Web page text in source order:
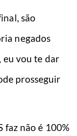
são
negados
eu vou te dar
prosseguir
faz não é 100%